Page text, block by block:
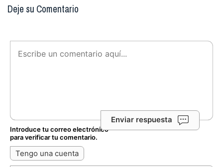
Deje su Comentario
Enviar respuesta
Introduce tu correo electrónico
para verificar tu comentario.
Tengo una cuenta